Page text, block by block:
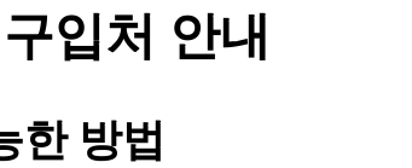
입처 안내
한 방법